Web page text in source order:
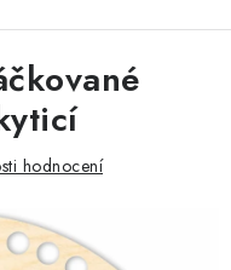
hodnocení